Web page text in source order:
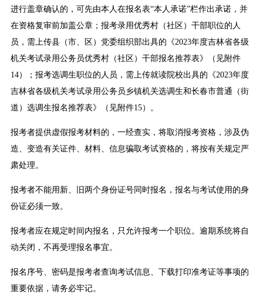
进行盖章确认的，可先由本人在报名表“本人承诺”栏作出承诺，并
在资格复审前加盖公章；报考录用优秀村（社区）干部职位的人
员，需上传县（市、区）党委组织部出具的《2023年度吉林省各级
机关考试录用公务员优秀村（社区）干部报名推荐表》（见附件
14）；报考选调生职位的人员，需上传就读院校出具的《2023年度
吉林省各级机关考试录用公务员乡镇机关选调生和长春市普通（街
道）选调生报名推荐表》（见附件15）。
报考者提供虚假报考材料的，一经查实，将取消报考资格，涉及伪
造、变造有关证件、材料、信息骗取考试资格的，将按有关规定严
肃处理。
报考者不能用新、旧两个身份证号同时报名，报名与考试使用的身
份证必须一致。
报考者应在规定时间内报名，只允许报考一个职位。逾期系统将自
动关闭，不再受理报名事宜。
报名序号、密码是报考者查询考试信息、下载打印准考证等事项的
重要依据，请务必牢记。